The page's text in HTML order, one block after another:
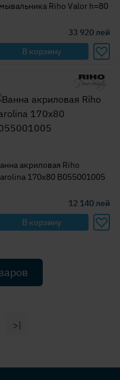
Riho Valor h=80
33 920лей
В корзину
акриловая Riho
170x80 B055001005
12 140лей
В корзину
>|